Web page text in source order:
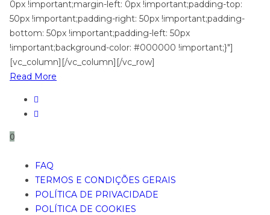
0px !important;margin-left: 0px !important;padding-top:
50px !important;padding-right: 50px !important;padding-
bottom: 50px !important;padding-left: 50px
!important;background-color: #000000 !important;}"]
[vc_column][/vc_column][/vc_row]
Read More
0
FAQ
TERMOS E CONDIÇÕES GERAIS
POLÍTICA DE PRIVACIDADE
POLÍTICA DE COOKIES